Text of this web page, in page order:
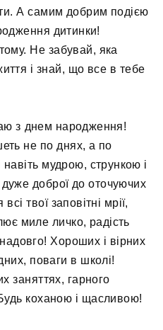
А самим добрим подією
дитинки!
Не забувай, яка
і знай, що все в тебе
з днем ​​народження!
не по днях, а по
мудрою, стрункою і
доброї до оточуючих
твої заповітні мрії,
миле личко, радість
Хороших і вірних
поваги в школі!
заняттях, гарного
коханою і щасливою!